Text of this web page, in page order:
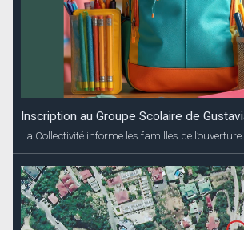
Inscription au Groupe Scolaire de
La Collectivité informe les familles de l’ouverture